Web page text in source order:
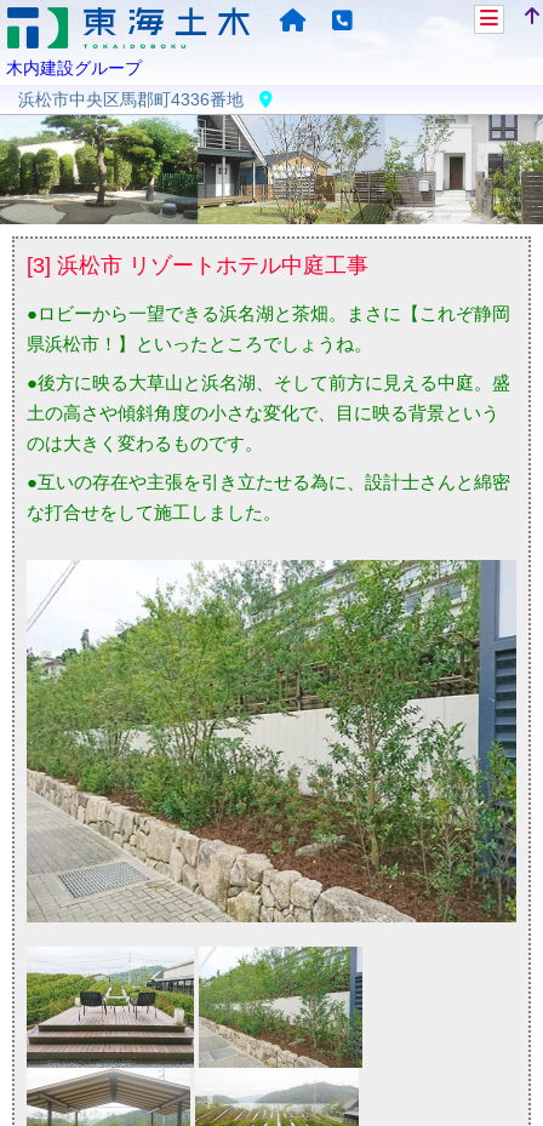
木内建設グループ
浜松市中央区馬郡町4336番地
[3] 浜松市 リゾートホテル中庭工事
●ロビーから一望できる浜名湖と茶畑。まさに【これぞ静岡
県浜松市！】といったところでしょうね。
●後方に映る大草山と浜名湖、そして前方に見える中庭。盛
土の高さや傾斜角度の小さな変化で、目に映る背景という
のは大きく変わるものです。
●互いの存在や主張を引き立たせる為に、設計士さんと綿密
な打合せをして施工しました。